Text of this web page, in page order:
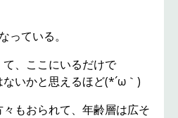
っている。
、ここにいるだけで
いかと思えるほど(*´ω｀)
もおられて、年齢層は広そ